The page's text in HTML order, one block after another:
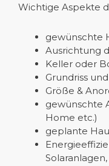
Wichtige Aspekte
gewünschte
Ausrichtung
Keller oder
Grundriss
Größe &
gewünschte
Home etc.)
geplante